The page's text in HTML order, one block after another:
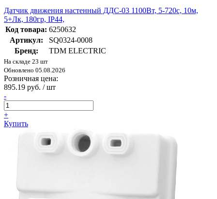
Датчик движения настенный ДДС-03 1100Вт, 5-720с, 10м,
5+Лк, 180гр, IP44,
Код товара: 6250632
Артикул:
SQ0324-0008
Бренд:
TDM ELECTRIC
На складе 23 шт
Обновлено 05.08.2026
Розничная цена:
895.19 руб. / шт
-
+
Купить